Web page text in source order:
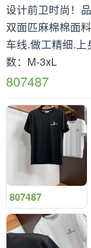
设计前卫时尚！
双面匹麻棉棉面
车线.做工精细.
数：M-3xL
807487
807487